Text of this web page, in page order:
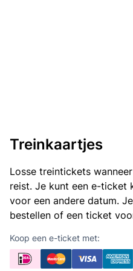
Treinkaartjes
Losse treintickets
reist. Je kunt een e-ticket
voor een andere datum.
bestellen of een ticket
Koop een e-ticket met: